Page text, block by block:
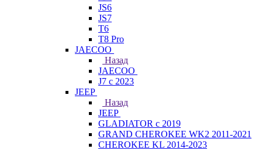
JS6
JS7
T6
T8 Pro
JAECOO
Назад
JAECOO
J7 с 2023
JEEP
Назад
JEEP
GLADIATOR с 2019
GRAND CHEROKEE WK2 2011-2021
CHEROKEE KL 2014-2023